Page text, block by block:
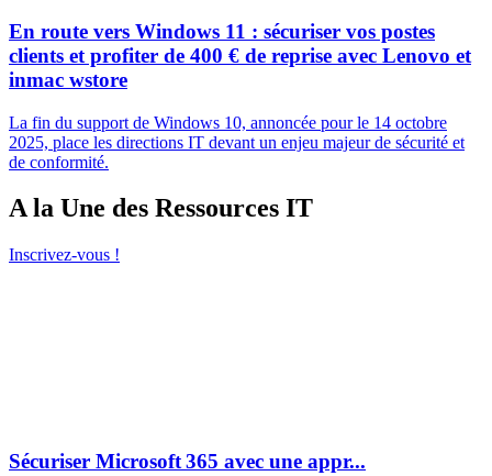
En route vers Windows 11 : sécuriser vos postes
clients et profiter de 400 € de reprise avec Lenovo et
inmac wstore
La fin du support de Windows 10, annoncée pour le 14 octobre
2025, place les directions IT devant un enjeu majeur de sécurité et
de conformité.
A la Une des Ressources IT
Inscrivez-vous !
Sécuriser Microsoft 365 avec une appr...